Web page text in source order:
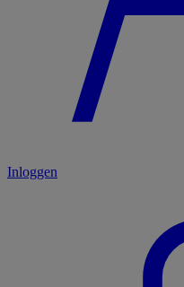
Inloggen